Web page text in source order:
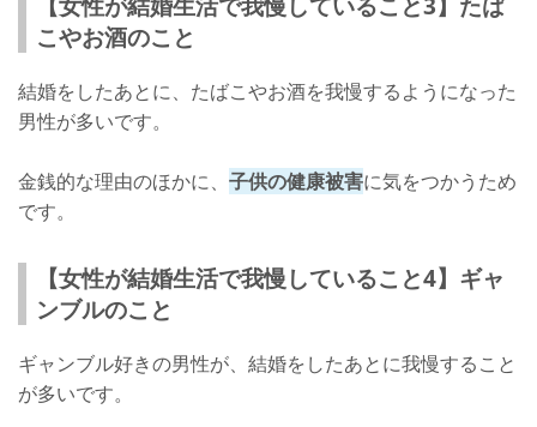
こやお酒のこと
結婚をしたあとに、たばこやお酒を我慢するようになった
男性が多いです。
金銭的な理由のほかに、 子供の健康被害に気をつかうため
です。
【女性が結婚生活で我慢していること4】ギャ
ンブルのこと
ギャンブル好きの男性が、結婚をしたあとに我慢すること
が多いです。